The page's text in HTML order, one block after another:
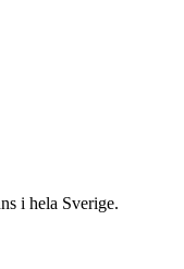
i hela Sverige.